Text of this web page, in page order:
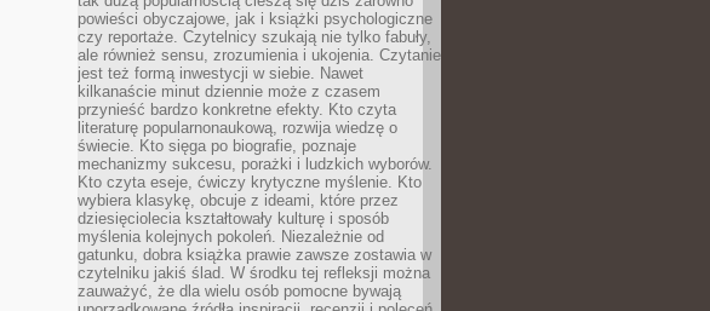
powieści obyczajowe, jak i książki psychologiczne
czy reportaże. Czytelnicy szukają nie tylko fabuły,
ale również sensu, zrozumienia i ukojenia. Czytanie
jest też formą inwestycji w siebie. Nawet
kilkanaście minut dziennie może z czasem
przynieść bardzo konkretne efekty. Kto czyta
literaturę popularnonaukową, rozwija wiedzę o
świecie. Kto sięga po biografie, poznaje
mechanizmy sukcesu, porażki i ludzkich wyborów.
Kto czyta eseje, ćwiczy krytyczne myślenie. Kto
wybiera klasykę, obcuje z ideami, które przez
dziesięciolecia kształtowały kulturę i sposób
myślenia kolejnych pokoleń. Niezależnie od
gatunku, dobra książka prawie zawsze zostawia w
czytelniku jakiś ślad. W środku tej refleksji można
zauważyć, że dla wielu osób pomocne bywają